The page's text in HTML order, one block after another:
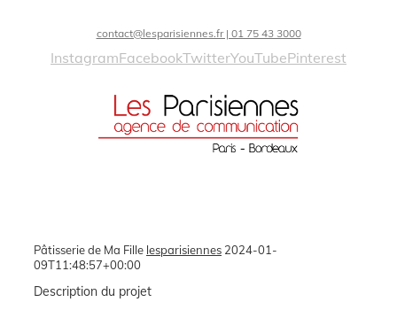
contact@lesparisiennes.fr | 01 75 43 3000
InstagramFacebookTwitterYouTubePinterest
Pâtisserie de Ma Fille lesparisiennes 2024-01-
09T11:48:57+00:00
Description du projet